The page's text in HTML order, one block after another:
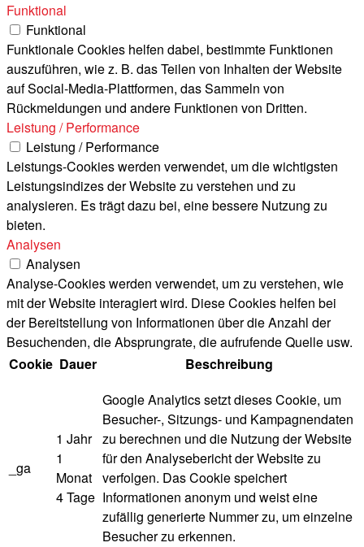
Funktional
Funktional
Funktionale Cookies helfen dabei, bestimmte Funktionen
auszuführen, wie z. B. das Teilen von Inhalten der Website
auf Social-Media-Plattformen, das Sammeln von
Rückmeldungen und andere Funktionen von Dritten.
Leistung / Performance
Leistung / Performance
Leistungs-Cookies werden verwendet, um die wichtigsten
Leistungsindizes der Website zu verstehen und zu
analysieren. Es trägt dazu bei, eine bessere Nutzung zu
bieten.
Analysen
Analysen
Analyse-Cookies werden verwendet, um zu verstehen, wie
mit der Website interagiert wird. Diese Cookies helfen bei
der Bereitstellung von Informationen über die Anzahl der
Besuchenden, die Absprungrate, die aufrufende Quelle usw.
Cookie Dauer Beschreibung
_ga
1 Jahr
1
Monat
4 Tage
Google Analytics setzt dieses Cookie, um
Besucher-, Sitzungs- und Kampagnendaten
zu berechnen und die Nutzung der Website
für den Analysebericht der Website zu
verfolgen. Das Cookie speichert
Informationen anonym und weist eine
zufällig generierte Nummer zu, um einzelne
Besucher zu erkennen.